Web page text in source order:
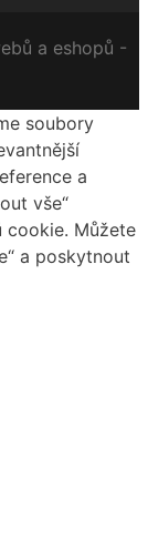
a eshopů -
soubory
a
vše“
cookie. Můžete
a poskytnout